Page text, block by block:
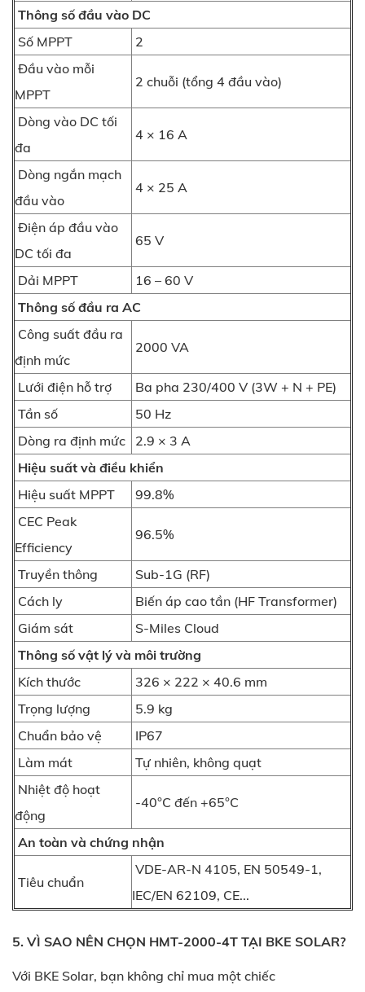
Thông số đầu vào DC
Số MPPT
2
Đầu vào mỗi
MPPT
2 chuỗi (tổng 4 đầu vào)
Dòng vào DC tối
đa
4 × 16 A
Dòng ngắn mạch
đầu vào
4 × 25 A
Điện áp đầu vào
DC tối đa
65 V
Dải MPPT
16 – 60 V
Thông số đầu ra AC
Công suất đầu ra
định mức
2000 VA
Lưới điện hỗ trợ
Ba pha 230/400 V (3W + N + PE)
Tần số
50 Hz
Dòng ra định mức
2.9 × 3 A
Hiệu suất và điều khiển
Hiệu suất MPPT
99.8%
CEC Peak
Efficiency
96.5%
Truyền thông
Sub-1G (RF)
Cách ly
Biến áp cao tần (HF Transformer)
Giám sát
S-Miles Cloud
Thông số vật lý và môi trường
Kích thước
326 × 222 × 40.6 mm
Trọng lượng
5.9 kg
Chuẩn bảo vệ
IP67
Làm mát
Tự nhiên, không quạt
Nhiệt độ hoạt
động
-40°C đến +65°C
An toàn và chứng nhận
Tiêu chuẩn
VDE-AR-N 4105, EN 50549-1,
IEC/EN 62109, CE...
5. VÌ SAO NÊN CHỌN HMT-2000-4T TẠI BKE SOLAR?
Với BKE Solar, bạn không chỉ mua một chiếc